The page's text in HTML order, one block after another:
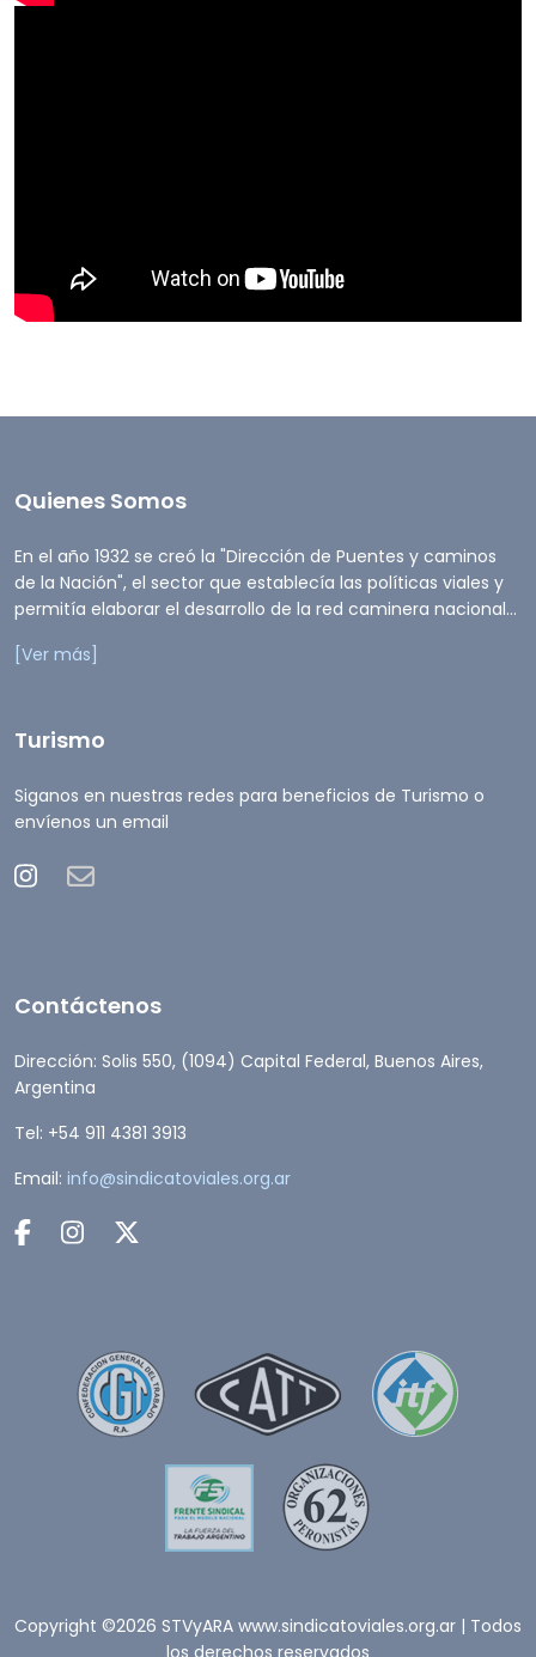
Quienes Somos
En el año 1932 se creó la "Dirección de Puentes y caminos
de la Nación", el sector que establecía las políticas viales y
permitía elaborar el desarrollo de la red caminera nacional...
[Ver más]
Turismo
Siganos en nuestras redes para beneficios de Turismo o
envíenos un email
Contáctenos
Dirección: Solis 550, (1094) Capital Federal, Buenos Aires,
Argentina
Tel: +54 911 4381 3913
Email: info@sindicatoviales.org.ar
Copyright ©2026 STVyARA www.sindicatoviales.org.ar | Todos